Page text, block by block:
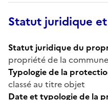
Statut juridique
Statut juridique du
propriété de la commune
Typologie de la
classé au titre objet
Date et typologie de la